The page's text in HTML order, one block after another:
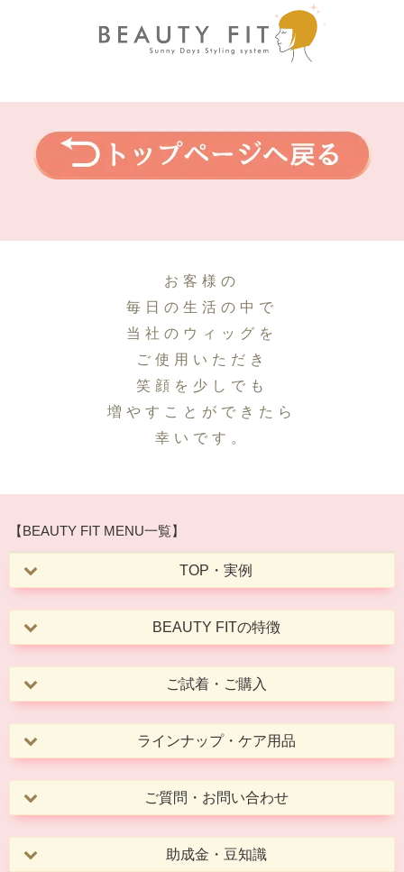
お客様の
毎日の生活の中で
当社のウィッグを
ご使用いただき
笑顔を少しでも
増やすことができたら
幸いです。
【BEAUTY FIT MENU一覧】
TOP・実例
BEAUTY FITの特徴
ご試着・ご購入
ラインナップ・ケア用品
ご質問・お問い合わせ
助成金・豆知識